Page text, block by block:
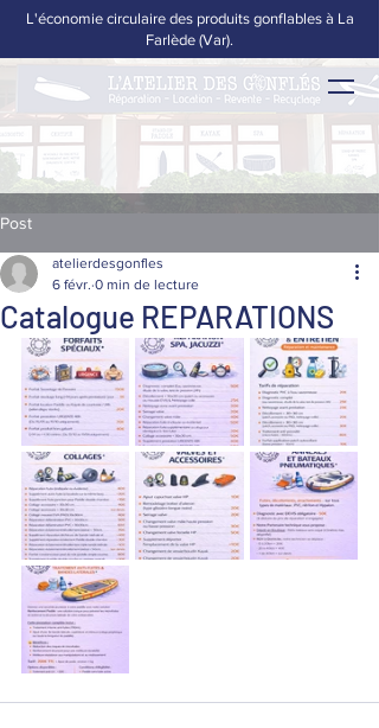
L'économie circulaire des produits gonflables à La
Farlède (Var).
Post
Catalogue REPARATIONS
atelierdesgonfles
6 févr. 0 min de lecture